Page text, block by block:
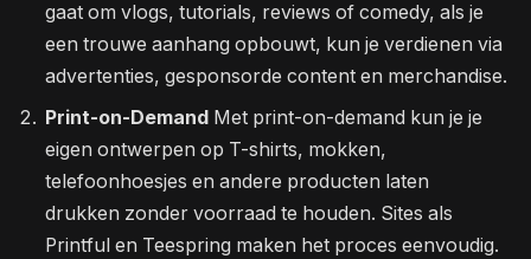
gaat om vlogs, tutorials, reviews of comedy, als je
een trouwe aanhang opbouwt, kun je verdienen via
advertenties, gesponsorde content en merchandise.
Print-on-Demand Met print-on-demand kun je je
eigen ontwerpen op T-shirts, mokken,
telefoonhoesjes en andere producten laten
drukken zonder voorraad te houden. Sites als
Printful en Teespring maken het proces eenvoudig.